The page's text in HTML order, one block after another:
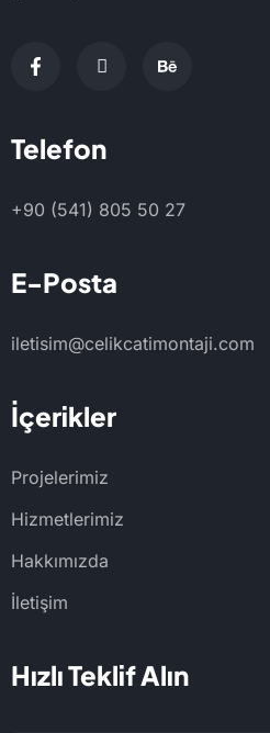
Telefon
+90 (541) 805 50 27
E-Posta
iletisim@celikcatimontaji.com
İçerikler
Projelerimiz
Hizmetlerimiz
Hakkımızda
İletişim
Hızlı Teklif Alın